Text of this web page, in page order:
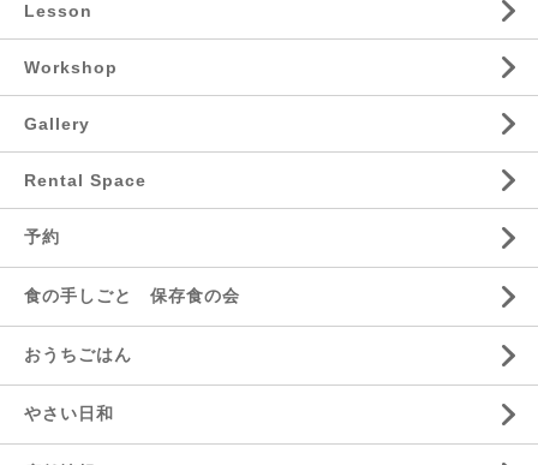
Lesson
Workshop
Gallery
Rental Space
予約
食の手しごと 保存食の会
おうちごはん
やさい日和